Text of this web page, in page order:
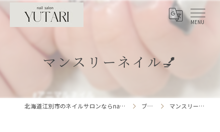
マンスリーネイル💅
北海道江別市のネイルサロンならnailsalon YUTARI ブログ マンスリーネイル💅